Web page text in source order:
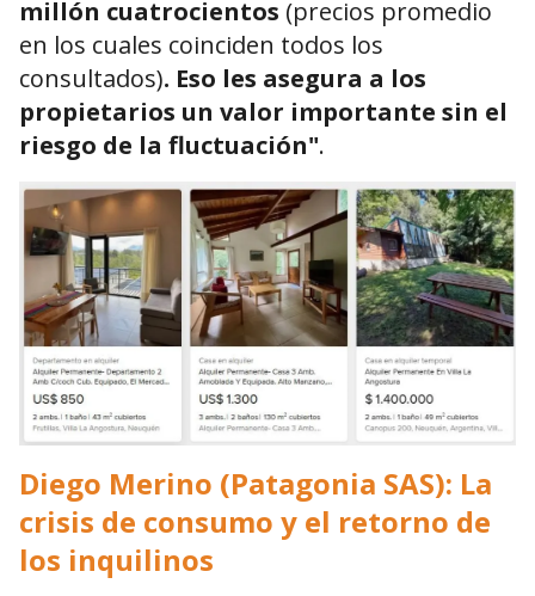
millón cuatrocientos (precios promedio
en los cuales coinciden todos los
consultados). Eso les asegura a los
propietarios un valor importante sin el
riesgo de la fluctuación".
Diego Merino (Patagonia SAS): La
crisis de consumo y el retorno de
los inquilinos